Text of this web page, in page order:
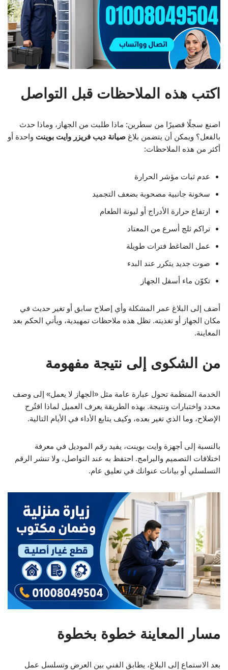
اكتب هذه الملاحظات قبل التواصل
اصنع سجلًا قصيرًا من سطرين: ماذا طلبت من الجهاز، وماذا حدث
بالفعل؟ ويمكن أن يتضمن بلاغ صيانة ديب فريزر وايت بوينت واحدة أو
أكثر من هذه الملاحظات:
عدم ثبات مؤشر الحرارة
سخونة جانبية مصحوبة بضعف التجميد
ارتفاع حرارة الأدراج أو ليونة الطعام
تراكم ثلج أسرع من المعتاد
عمل الضاغط فترات طويلة
صوت جديد يتكرر عند البدء
تكوّن ماء أسفل الجهاز
أضف إلى البلاغ عمر المشكلة وأي إصلاح سابق أو تغير حديث في
مكان الجهاز أو تغذيته. تظل هذه ملاحظات تمهيدية، ويأتي الحكم بعد
المعاينة.
من الشكوى إلى نتيجة مفهومة
الخدمة المنظمة تحول عبارة عامة مثل «الجهاز لا يعمل» إلى وصف
محدد واختبارات ونتيجة. بهذه الطريقة يعرف العميل لماذا اقتُرح
الإصلاح، وما الذي تغير بعده، وكيف يتابع الأداء في الأيام التالية.
بالنسبة إلى أجهزة وايت بوينت، يفيد رقم الموديل في معرفة
اختلافات التصميم والبرامج. احتفظ به عند التواصل، ولا تنشر الرقم
التسلسلي أو بيانات عنوانك في تعليق عام.
مسار المعاينة خطوة بخطوة
بعد الاستماع إلى البلاغ، يطابق الفني بين العرض وتسلسل عمل